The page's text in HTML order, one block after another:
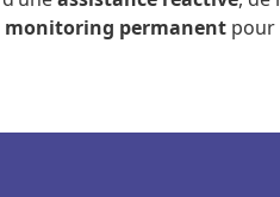
monitoring permanentpour